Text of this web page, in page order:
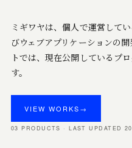
ミギワヤは、個人で運営して
びウェブアプリケーションの
トでは、現在公開しているプ
す。
VIEW WORKS→
03 PRODUCTS · LAST UPDATED